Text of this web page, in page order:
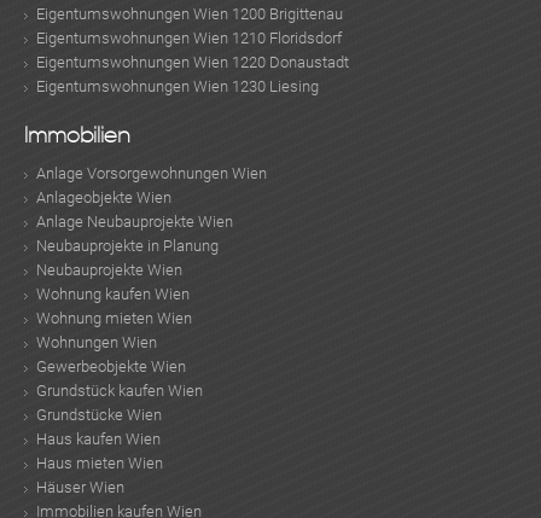
Eigentumswohnungen Wien 1200 Brigittenau
Eigentumswohnungen Wien 1210 Floridsdorf
Eigentumswohnungen Wien 1220 Donaustadt
Eigentumswohnungen Wien 1230 Liesing
Immobilien
Anlage Vorsorgewohnungen Wien
Anlageobjekte Wien
Anlage Neubauprojekte Wien
Neubauprojekte in Planung
Neubauprojekte Wien
Wohnung kaufen Wien
Wohnung mieten Wien
Wohnungen Wien
Gewerbeobjekte Wien
Grundstück kaufen Wien
Grundstücke Wien
Haus kaufen Wien
Haus mieten Wien
Häuser Wien
Immobilien kaufen Wien